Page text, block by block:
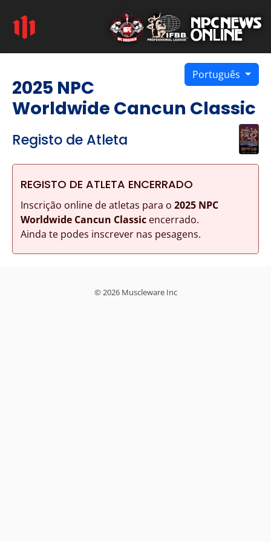
Português
2025 NPC
Worldwide Cancun Classic
Registo de Atleta
REGISTO DE ATLETA ENCERRADO
Inscrição online de atletas para o 2025 NPC
Worldwide Cancun Classicencerrado.
Ainda te podes inscrever nas pesagens.
© 2026 Muscleware Inc